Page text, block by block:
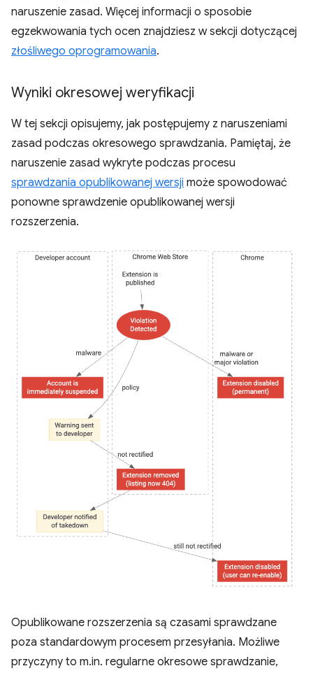
naruszenie zasad. Więcej informacji o sposobie
egzekwowania tych ocen znajdziesz w sekcji dotyczącej
złośliwego oprogramowania.
Wyniki okresowej weryfikacji
W tej sekcji opisujemy, jak postępujemy z naruszeniami
zasad podczas okresowego sprawdzania. Pamiętaj, że
naruszenie zasad wykryte podczas procesu
sprawdzania opublikowanej wersji może spowodować
ponowne sprawdzenie opublikowanej wersji
rozszerzenia.
Opublikowane rozszerzenia są czasami sprawdzane
poza standardowym procesem przesyłania. Możliwe
przyczyny to m.in. regularne okresowe sprawdzanie,